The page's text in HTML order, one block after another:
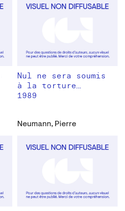
Nul ne sera soumis
à la torture…
1989
Neumann, Pierre